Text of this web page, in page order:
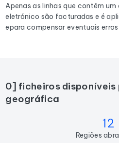
Apenas as linhas que contêm um
eletrónico são facturadas e é
epara compensar eventuais
0] ficheiros disponíveis
geográfica
12
Regiões